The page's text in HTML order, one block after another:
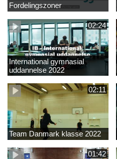
Fordelingszoner
02:24
International gymnasial
uddannelse 2022
02:11
Team Danmark klasse 2022
01:42